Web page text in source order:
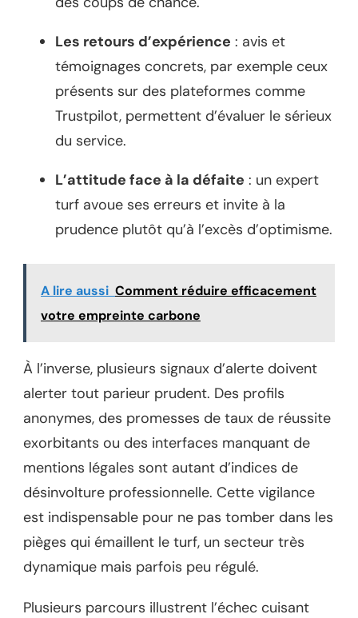
Les retours d’expérience : avis et
témoignages concrets, par exemple ceux
présents sur des plateformes comme
Trustpilot, permettent d’évaluer le sérieux
du service.
L’attitude face à la défaite : un expert
turf avoue ses erreurs et invite à la
prudence plutôt qu’à l’excès d’optimisme.
A lire aussi Comment réduire efficacement
votre empreinte carbone
À l’inverse, plusieurs signaux d’alerte doivent
alerter tout parieur prudent. Des profils
anonymes, des promesses de taux de réussite
exorbitants ou des interfaces manquant de
mentions légales sont autant d’indices de
désinvolture professionnelle. Cette vigilance
est indispensable pour ne pas tomber dans les
pièges qui émaillent le turf, un secteur très
dynamique mais parfois peu régulé.
Plusieurs parcours illustrent l’échec cuisant